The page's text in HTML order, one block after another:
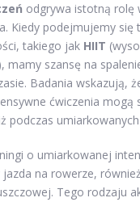
odgrywa istotną rolę
Kiedy podejmujemy się
takiego jak HIIT
mamy szansę na
Badania wskazują,
ćwiczenia mogą
podczas
o umiarkowanej
jazda na rowerze,
Tego rodzaju